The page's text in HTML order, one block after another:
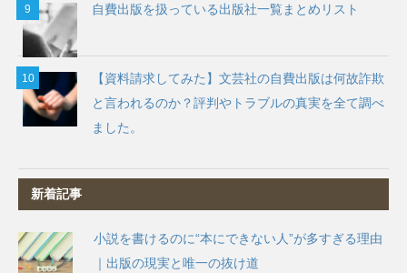
自費出版を扱っている出版社一覧まとめリスト
【資料請求してみた】文芸社の自費出版は何故詐欺
と言われるのか？評判やトラブルの真実を全て調べ
ました。
新着記事
小説を書けるのに“本にできない人”が多すぎる理由
｜出版の現実と唯一の抜け道